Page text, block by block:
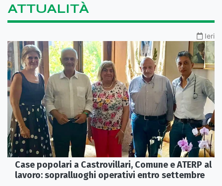
ATTUALITÀ
Ieri
Case popolari a Castrovillari, Comune e ATERP al
lavoro: sopralluoghi operativi entro settembre